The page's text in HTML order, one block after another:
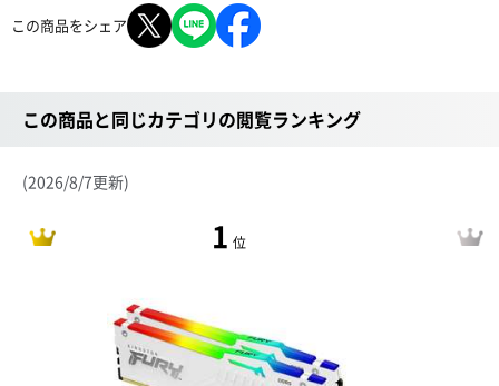
この商品をシェア
この商品と同じカテゴリの閲覧ランキング
(2026/8/7更新)
1 位